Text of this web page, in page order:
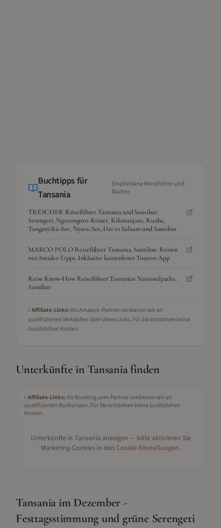
Buchtipps für
Tansania
Empfohlene Reiseführer und
Bücher
TRESCHER Reiseführer Tansania und Sansibar:
Serengeti, Ngorongoro-Krater, Kilimanjaro, Ruaha,
Tanganyika-See, Nyasa-See, Dar es Salaam und Sansibar
MARCO POLO Reiseführer Tansania, Sansibar: Reisen
mit Insider-Tipps. Inklusive kostenloser Touren-App
Reise Know-How Reiseführer Tansanias Nationalparks,
Sansibar
ℹ️ Affiliate-Links:Als Amazon-Partner verdienen wir an
qualifizierten Verkäufen über diese Links. Für Sie entstehen keine
zusätzlichen Kosten.
Unterkünfte in Tansaniafinden
ℹ️ Affiliate-Links:Als Booking.com-Partner verdienen wir an
qualifizierten Buchungen. Für Sie entstehen keine zusätzlichen
Kosten.
Unterkünfte in Tansania anzeigen — bitte aktivieren Sie
Marketing-Cookies in den Cookie-Einstellungen.
Tansania im Dezember -
Festtagsstimmung und grüne Serengeti